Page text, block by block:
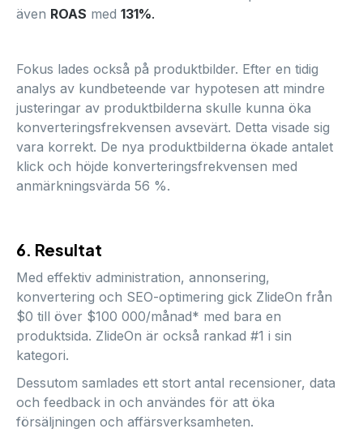
även ROAS med 131%.
Fokus lades också på produktbilder. Efter en tidig
analys av kundbeteende var hypotesen att mindre
justeringar av produktbilderna skulle kunna öka
konverteringsfrekvensen avsevärt. Detta visade sig
vara korrekt. De nya produktbilderna ökade antalet
klick och höjde konverteringsfrekvensen med
anmärkningsvärda 56 %.
6. Resultat
Med effektiv administration, annonsering,
konvertering och SEO-optimering gick ZlideOn från
$0 till över $100 000/månad* med bara en
produktsida. ZlideOn är också rankad #1 i sin
kategori.
Dessutom samlades ett stort antal recensioner, data
och feedback in och användes för att öka
försäljningen och affärsverksamheten.